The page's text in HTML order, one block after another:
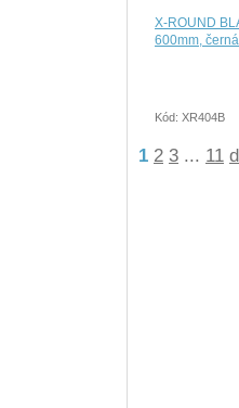
X-ROUND
600mm,
Kód: XR404B
1 2 3 ... 11